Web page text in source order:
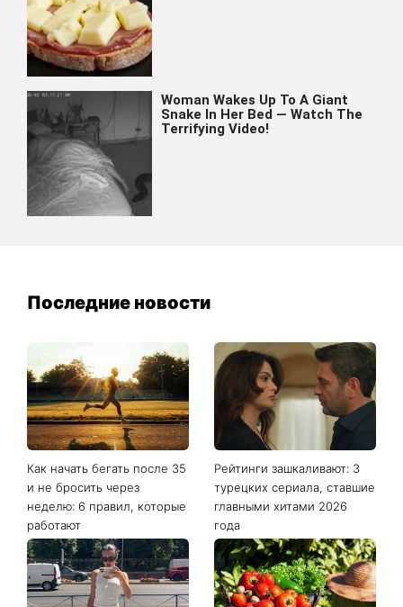
Последние новости
Как начать бегать после 35
и не бросить через
неделю: 6 правил, которые
работают
Рейтинги зашкаливают: 3
турецких сериала, ставшие
главными хитами 2026
года